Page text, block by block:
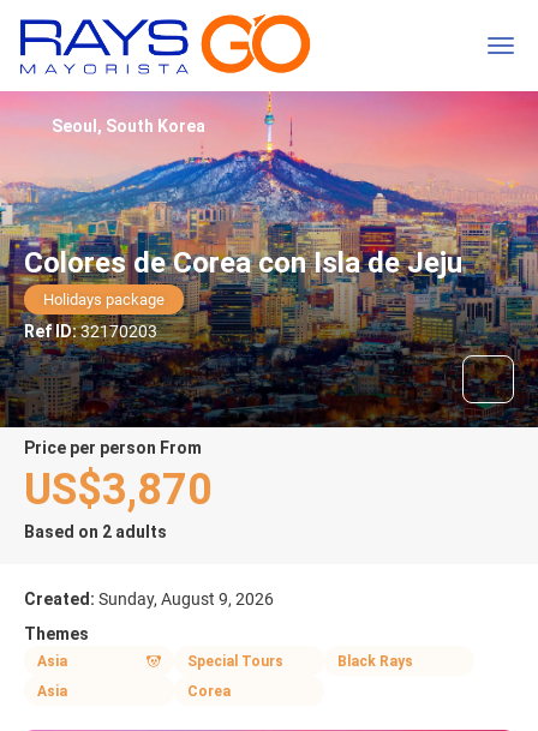
Colores de Corea con Isla de Jeju
Holidays package
Ref ID:32170203
Seoul, South Korea
price per person From
US$3,870
Based on 2 adults
Created: Sunday, August 9, 2026
Themes
Asia Special Tours
Black Rays
Asia
Corea